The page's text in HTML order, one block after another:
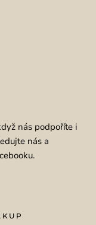
nás podpoříte i
nás a